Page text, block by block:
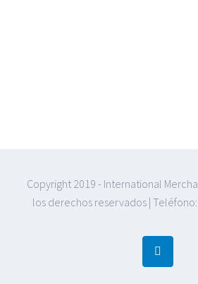
Copyright 2019 - International
los derechos reservados | Teléfono: